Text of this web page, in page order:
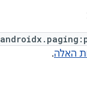
האלה.